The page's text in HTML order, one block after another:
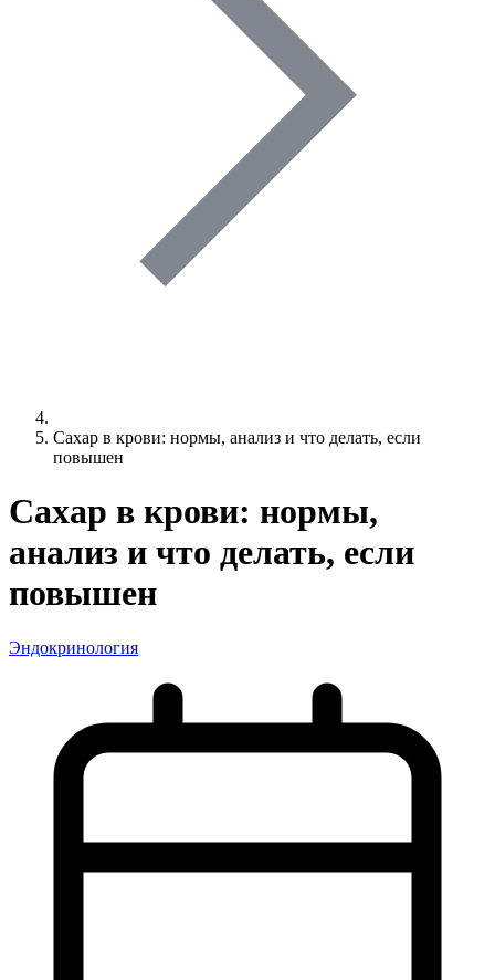
Сахар в крови: нормы, анализ и что делать, если
повышен
Сахар в крови: нормы,
анализ и что делать, если
повышен
Эндокринология